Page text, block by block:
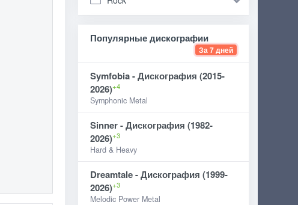
Популярные дискографии
За 7 дней
Symfobia - Дискография (2015-
2026)+4
Symphonic Metal
Sinner - Дискография (1982-
2026)+3
Hard & Heavy
Dreamtale - Дискография (1999-
2026)+3
Melodic Power Metal